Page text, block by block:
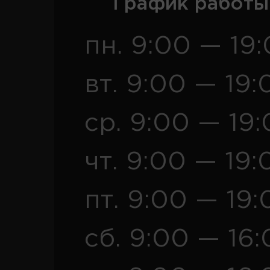
График
пн. 9:00 —
вт. 9:00 —
ср. 9:00 —
чт. 9:00 —
пт. 9:00 —
сб. 9:00 —